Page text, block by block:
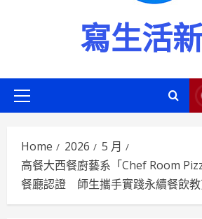
寫生活
Primary
Home 2026
5 月
高餐大西餐廚藝系「Chef Room
餐廳認證 師生攜手實踐永續餐飲